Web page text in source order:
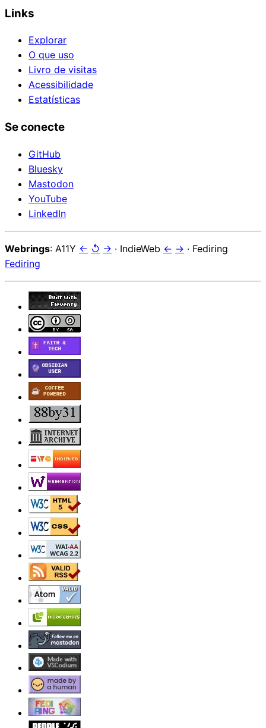
Links
Explorar
O que uso
Livro de visitas
Acessibilidade
Estatísticas
Se conecte
GitHub
Bluesky
Mastodon
YouTube
LinkedIn
Webrings: A11Y ← ↺ → · IndieWeb ← → · Fediring
Fediring